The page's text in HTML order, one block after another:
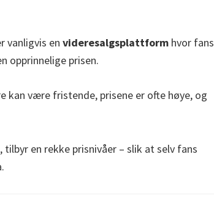
vanligvis en videresalgsplattform hvor fans
opprinnelige prisen.
kan være fristende, prisene er ofte høye, og
, tilbyr en rekke prisnivåer – slik at selv fans